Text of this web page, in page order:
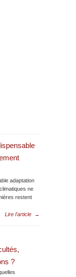
adaptation
ne
restent
Lire l'article
→
?